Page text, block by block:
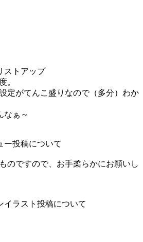
ストアップ
。
定がてんこ盛りなので（多分）わか
なぁ～
ー投稿について
のですので、お手柔らかにお願いし
イラスト投稿について